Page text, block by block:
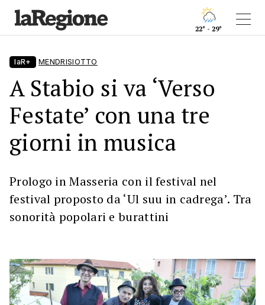
22° - 29°
laR+ MENDRISIOTTO
A Stabio si va ‘Verso
Festate’ con una tre
giorni in musica
Prologo in Masseria con il festival nel
festival proposto da ‘Ul suu in cadrega’. Tra
sonorità popolari e burattini